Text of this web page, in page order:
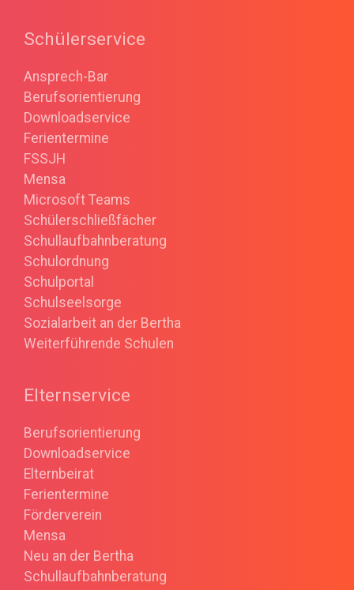
Schülerservice
Ansprech-Bar
Berufsorientierung
Downloadservice
Ferientermine
FSSJH
Mensa
Microsoft Teams
Schülerschließfächer
Schullaufbahnberatung
Schulordnung
Schulportal
Schulseelsorge
Sozialarbeit an der Bertha
Weiterführende Schulen
Elternservice
Berufsorientierung
Downloadservice
Elternbeirat
Ferientermine
Förderverein
Mensa
Neu an der Bertha
Schullaufbahnberatung